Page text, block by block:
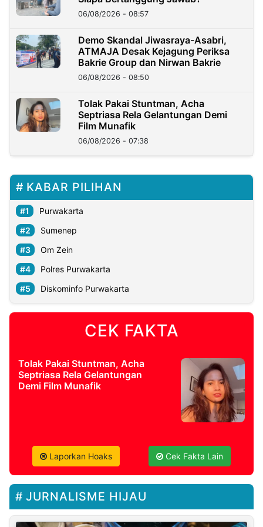
06/08/2026 - 08:57
Demo Skandal Jiwasraya-Asabri,
ATMAJA Desak Kejagung Periksa
Bakrie Group dan Nirwan Bakrie
06/08/2026 - 08:50
Tolak Pakai Stuntman, Acha
Septriasa Rela Gelantungan Demi
Film Munafik
06/08/2026 - 07:38
KABAR PILIHAN
Purwakarta
Sumenep
Om Zein
Polres Purwakarta
Diskominfo Purwakarta
CEK FAKTA
Tolak Pakai Stuntman, Acha
Septriasa Rela Gelantungan
Demi Film Munafik
Laporkan Hoaks Cek Fakta Lain
JURNALISME HIJAU